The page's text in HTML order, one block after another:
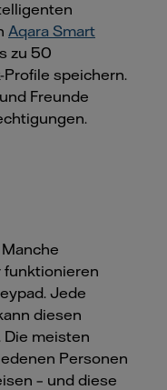
Aqara Smart
zu 50
speichern.
Freunde
funktionieren
Jede
diesen
Die meisten
Personen
– und diese